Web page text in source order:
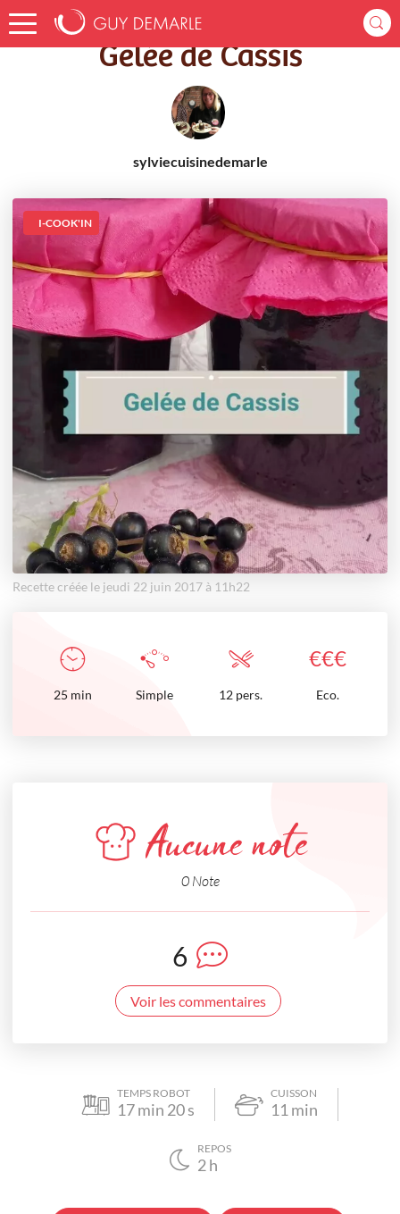
Accueil Recettes Gelée de Cassis
Gelée de Cassis
sylviecuisinedemarle
I-COOK'IN
Recette créée le jeudi 22 juin 2017 à 11h22
€€€
25 min Simple 12 pers. Eco.
Aucune note
0 Note
6
Voir les commentaires
TEMPS ROBOT
17min 20s
CUISSON
11 min
REPOS
2h